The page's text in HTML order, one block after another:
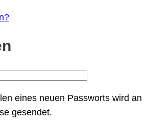
eines neuen Passworts wird an
gesendet.